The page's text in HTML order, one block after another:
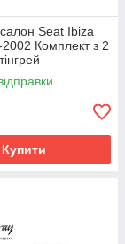
Seat Ibiza
Комплект з 2
Купити